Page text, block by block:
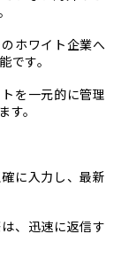
ホワイト企業へ
です。
を一元的に管理
。
に入力し、最新
、迅速に返信す